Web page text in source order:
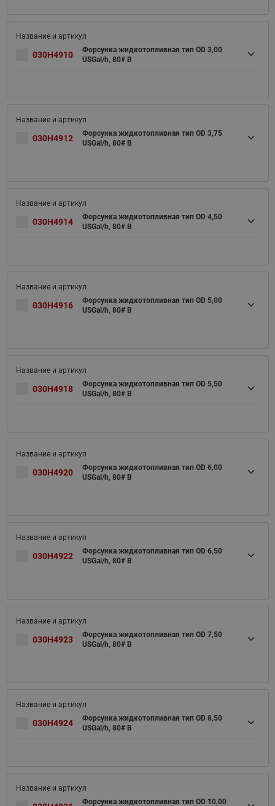
030H4910
Форсунка жидкотопливная тип OD 3,00
USGal/h, 80# B
030H4912
Форсунка жидкотопливная тип OD 3,75
USGal/h, 80# B
030H4914
Форсунка жидкотопливная тип OD 4,50
USGal/h, 80# B
030H4916
Форсунка жидкотопливная тип OD 5,00
USGal/h, 80# B
030H4918
Форсунка жидкотопливная тип OD 5,50
USGal/h, 80# B
030H4920
Форсунка жидкотопливная тип OD 6,00
USGal/h, 80# B
030H4922
Форсунка жидкотопливная тип OD 6,50
USGal/h, 80# B
030H4923
Форсунка жидкотопливная тип OD 7,50
USGal/h, 80# B
030H4924
Форсунка жидкотопливная тип OD 8,50
USGal/h, 80# B
Форсунка жидкотопливная тип OD 10,00